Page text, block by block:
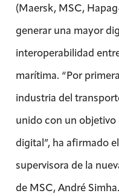
(Maersk, MSC,
generar una mayor
interoperabilidad
marítima. “Por
industria del
unido con un objetivo
digital”, ha afirmado
supervisora de la
de MSC, André Simha.